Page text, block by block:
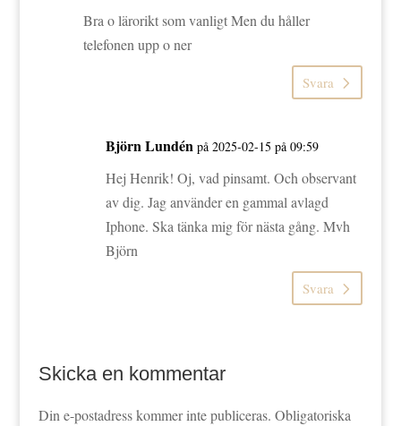
Bra o lärorikt som vanligt Men du håller
telefonen upp o ner
Svara
Björn Lundén på 2025-02-15 på 09:59
Hej Henrik! Oj, vad pinsamt. Och observant
av dig. Jag använder en gammal avlagd
Iphone. Ska tänka mig för nästa gång. Mvh
Björn
Svara
Skicka en kommentar
Din e-postadress kommer inte publiceras. Obligatoriska